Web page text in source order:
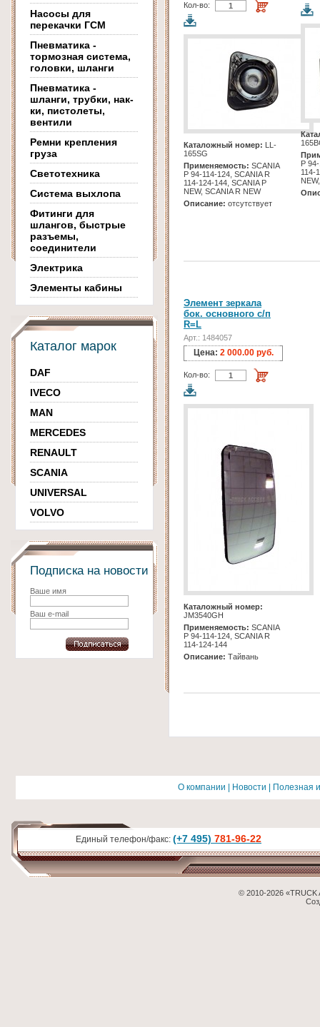
Насосы для
перекачки ГСМ
Пневматика -
тормозная система,
головки, шланги
Пневматика -
шланги, трубки, нак-
ки, пистолеты,
вентили
Ремни крепления
груза
Светотехника
Система выхлопа
Фитинги для
шлангов, быстрые
разъемы,
соединители
Электрика
Элементы кабины
Каталог марок
DAF
IVECO
MAN
MERCEDES
RENAULT
SCANIA
UNIVERSAL
VOLVO
Подписка на новости
Ваше имя
Ваш e-mail
Кол-во:
Каталожный номер: LL-
165SG
Применяемость: SCANIA
Р 94-114-124, SCANIA R
114-124-144, SCANIA P
NEW, SCANIA R NEW
Описание: отсутствует
Р
114-
Элемент зеркала
бок. основного с/п
R=L
Арт.: 1484057
Цена: 2 000.00 руб.
Кол-во:
Каталожный номер:
JM3540GH
Применяемость: SCANIA
Р 94-114-124, SCANIA R
114-124-144
Описание: Тайвань
О компании Новости Полезная
Единый телефон/факс: (+7 495) 781-96-22
© 2010-2026